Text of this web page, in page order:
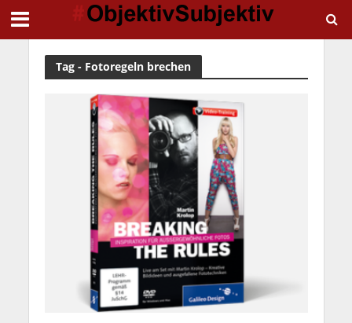
Tag - Fotoregeln brechen